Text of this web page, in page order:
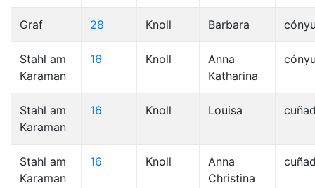
Graf 28 Knoll Barbara
Stahl am
Karaman
16 Knoll
Anna
Katharina
Stahl am
Karaman
16 Knoll Louisa
Stahl am
Karaman
16 Knoll
Anna
Christina